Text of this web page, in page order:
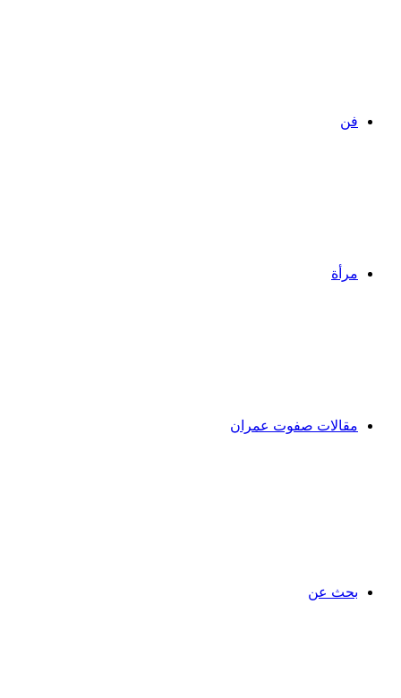
فن
مرأة
مقالات صفوت عمران
بحث عن